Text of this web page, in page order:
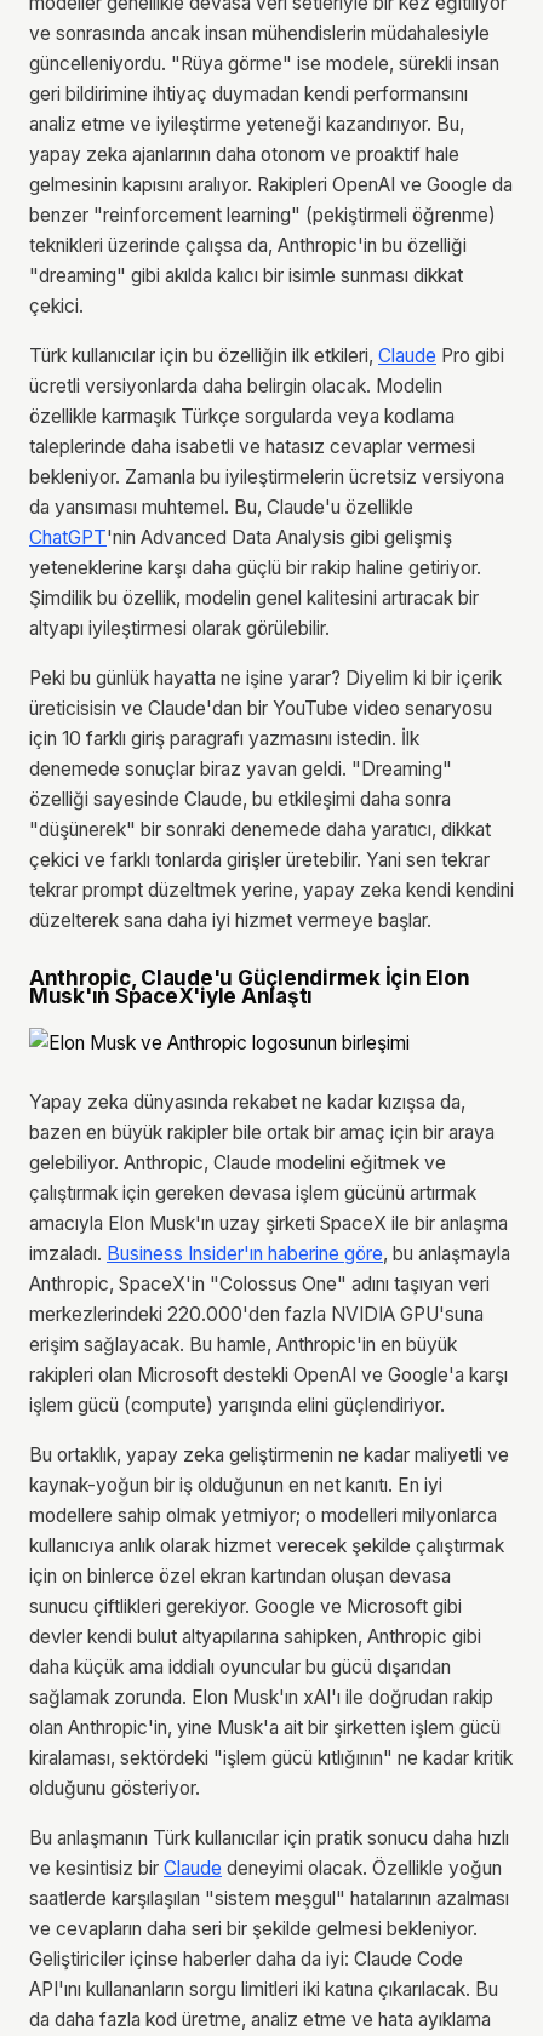
ve sonrasında ancak insan mühendislerin müdahalesiyle
güncelleniyordu. "Rüya görme" ise modele, sürekli insan
geri bildirimine ihtiyaç duymadan kendi performansını
analiz etme ve iyileştirme yeteneği kazandırıyor. Bu,
yapay zeka ajanlarının daha otonom ve proaktif hale
gelmesinin kapısını aralıyor. Rakipleri OpenAI ve Google da
benzer "reinforcement learning" (pekiştirmeli öğrenme)
teknikleri üzerinde çalışsa da, Anthropic'in bu özelliği
"dreaming" gibi akılda kalıcı bir isimle sunması dikkat
çekici.
Türk kullanıcılar için bu özelliğin ilk etkileri, Claude Pro gibi
ücretli versiyonlarda daha belirgin olacak. Modelin
özellikle karmaşık Türkçe sorgularda veya kodlama
taleplerinde daha isabetli ve hatasız cevaplar vermesi
bekleniyor. Zamanla bu iyileştirmelerin ücretsiz versiyona
da yansıması muhtemel. Bu, Claude'u özellikle
ChatGPT'nin Advanced Data Analysis gibi gelişmiş
yeteneklerine karşı daha güçlü bir rakip haline getiriyor.
Şimdilik bu özellik, modelin genel kalitesini artıracak bir
altyapı iyileştirmesi olarak görülebilir.
Peki bu günlük hayatta ne işine yarar? Diyelim ki bir içerik
üreticisisin ve Claude'dan bir YouTube video senaryosu
için 10 farklı giriş paragrafı yazmasını istedin. İlk
denemede sonuçlar biraz yavan geldi. "Dreaming"
özelliği sayesinde Claude, bu etkileşimi daha sonra
"düşünerek" bir sonraki denemede daha yaratıcı, dikkat
çekici ve farklı tonlarda girişler üretebilir. Yani sen tekrar
tekrar prompt düzeltmek yerine, yapay zeka kendi kendini
düzelterek sana daha iyi hizmet vermeye başlar.
Anthropic, Claude'u Güçlendirmek İçin Elon
Musk'ın SpaceX'iyle Anlaştı
Yapay zeka dünyasında rekabet ne kadar kızışsa da,
bazen en büyük rakipler bile ortak bir amaç için bir araya
gelebiliyor. Anthropic, Claude modelini eğitmek ve
çalıştırmak için gereken devasa işlem gücünü artırmak
amacıyla Elon Musk'ın uzay şirketi SpaceX ile bir anlaşma
imzaladı. Business Insider'ın haberine göre, bu anlaşmayla
Anthropic, SpaceX'in "Colossus One" adını taşıyan veri
merkezlerindeki 220.000'den fazla NVIDIA GPU'suna
erişim sağlayacak. Bu hamle, Anthropic'in en büyük
rakipleri olan Microsoft destekli OpenAI ve Google'a karşı
işlem gücü (compute) yarışında elini güçlendiriyor.
Bu ortaklık, yapay zeka geliştirmenin ne kadar maliyetli ve
kaynak-yoğun bir iş olduğunun en net kanıtı. En iyi
modellere sahip olmak yetmiyor; o modelleri milyonlarca
kullanıcıya anlık olarak hizmet verecek şekilde çalıştırmak
için on binlerce özel ekran kartından oluşan devasa
sunucu çiftlikleri gerekiyor. Google ve Microsoft gibi
devler kendi bulut altyapılarına sahipken, Anthropic gibi
daha küçük ama iddialı oyuncular bu gücü dışarıdan
sağlamak zorunda. Elon Musk'ın xAI'ı ile doğrudan rakip
olan Anthropic'in, yine Musk'a ait bir şirketten işlem gücü
kiralaması, sektördeki "işlem gücü kıtlığının" ne kadar kritik
olduğunu gösteriyor.
Bu anlaşmanın Türk kullanıcılar için pratik sonucu daha hızlı
ve kesintisiz bir Claude deneyimi olacak. Özellikle yoğun
saatlerde karşılaşılan "sistem meşgul" hatalarının azalması
ve cevapların daha seri bir şekilde gelmesi bekleniyor.
Geliştiriciler içinse haberler daha da iyi: Claude Code
API'ını kullananların sorgu limitleri iki katına çıkarılacak. Bu
da daha fazla kod üretme, analiz etme ve hata ayıklama